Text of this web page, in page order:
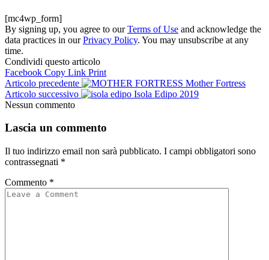
[mc4wp_form]
By signing up, you agree to ourTerms of Use and acknowledge the
data practices in ourPrivacy Policy. You may unsubscribe at any
time.
Condividi questo articolo
Facebook Copy Link Print
Articolo precedente
Mother Fortress
Articolo successivo
Isola Edipo 2019
Nessun commento
Lascia un commento
Il tuo indirizzo email non sarà pubblicato. I campi obbligatori sono
contrassegnati *
Commento *